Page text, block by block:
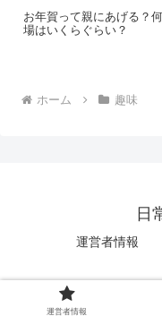
お年賀って親にあげる？
場はいくらぐらい？
ホーム 趣味
日
運営者情報
©
運営者情報